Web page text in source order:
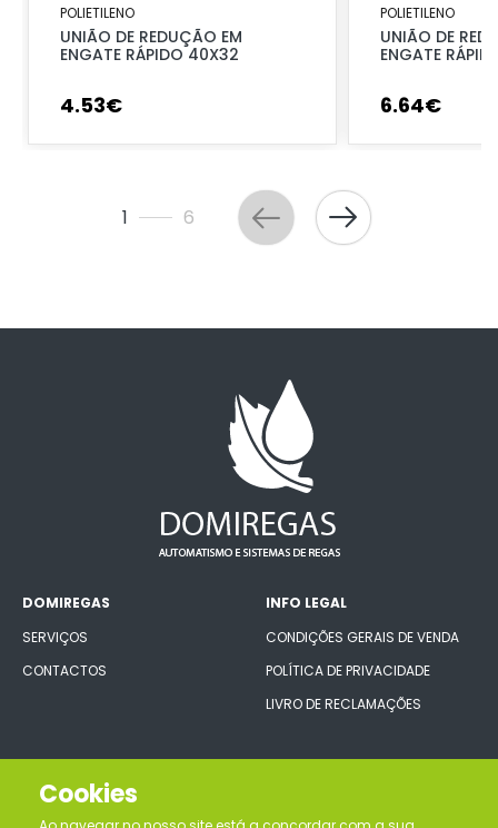
POLIETILENO
UNIÃO DE REDUÇÃO EM
ENGATE RÁPIDO 40X32
4.53€
POLIETILENO
UNIÃO DE
ENGATE
6.64€
1 6
DOMIREGAS
SERVIÇOS
CONTACTOS
INFO LEGAL
CONDIÇÕES GERAIS DE VENDA
POLÍTICA DE PRIVACIDADE
LIVRO DE RECLAMAÇÕES
CONECTE-SE CONNOSCO
Cookies